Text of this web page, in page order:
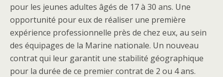
pour les jeunes adultes âgés de 17 à 30 ans. Une
opportunité pour eux de réaliser une première
expérience professionnelle près de chez eux, au sein
des équipages de la Marine nationale. Un nouveau
contrat qui leur garantit une stabilité géographique
pour la durée de ce premier contrat de 2 ou 4 ans.